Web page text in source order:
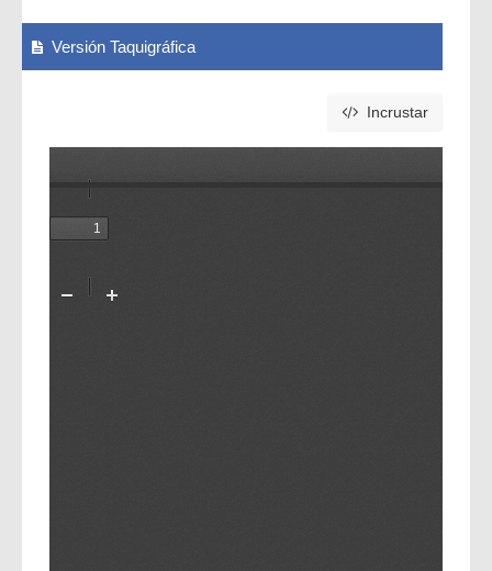
Versión Taquigráfica
Incrustar